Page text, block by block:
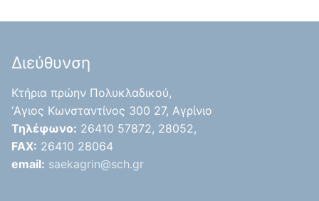
Διεύθυνση
Κτήρια πρώην Πολυκλαδικού,
‘Aγιος Κωνσταντίνος 300 27, Αγρίνιο
Τηλέφωνο: 26410 57872, 28052,
FAX: 26410 28064
email: saekagrin@sch.gr